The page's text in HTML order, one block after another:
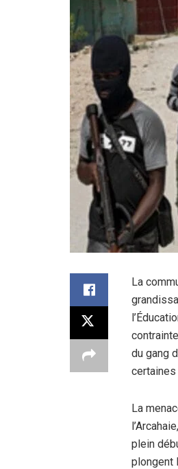
La
du gang
certaines
La
plein
plongent